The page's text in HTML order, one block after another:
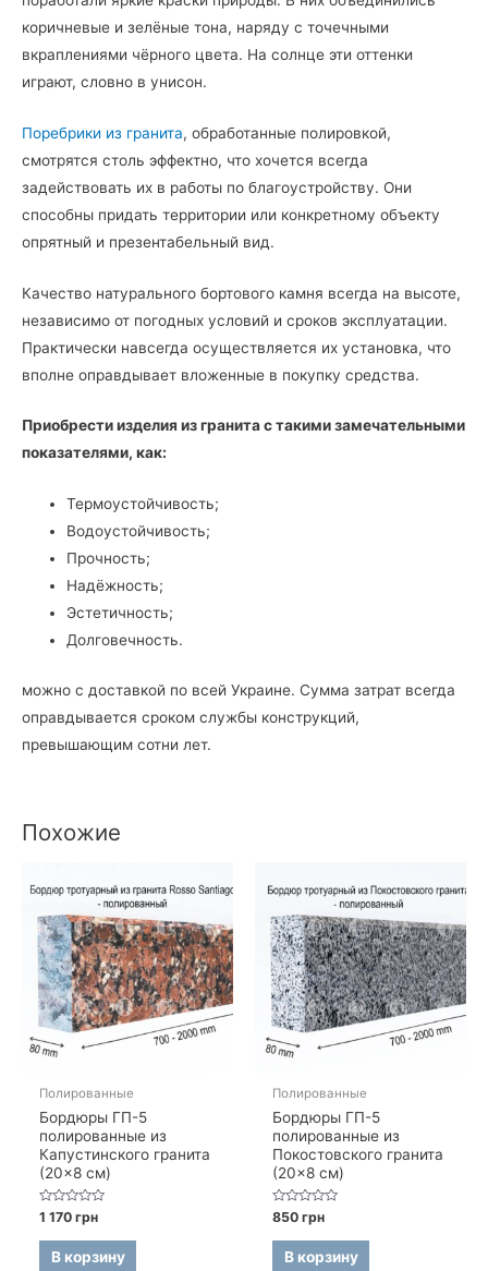
коричневые и зелёные тона, наряду с точечными
вкраплениями чёрного цвета. На солнце эти оттенки
играют, словно в унисон.
Поребрики из гранита, обработанные полировкой,
смотрятся столь эффектно, что хочется всегда
задействовать их в работы по благоустройству. Они
способны придать территории или конкретному объекту
опрятный и презентабельный вид.
Качество натурального бортового камня всегда на высоте,
независимо от погодных условий и сроков эксплуатации.
Практически навсегда осуществляется их установка, что
вполне оправдывает вложенные в покупку средства.
Приобрести изделия из гранита с такими замечательными
показателями, как:
Термоустойчивость;
Водоустойчивость;
Прочность;
Надёжность;
Эстетичность;
Долговечность.
можно с доставкой по всей Украине. Сумма затрат всегда
оправдывается сроком службы конструкций,
превышающим сотни лет.
Похожие
Полированные
Бордюры ГП-5
полированные из
Капустинского гранита
(20×8 см)
Оценка
0
из
1 170грн
В корзину
Полированные
Бордюры ГП-5
полированные из
Покостовского гранита
(20×8 см)
Оценка
0
из
850грн
В корзину